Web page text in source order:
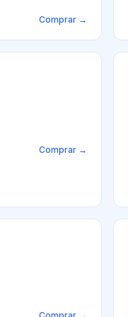
Comprar →
Comprar →